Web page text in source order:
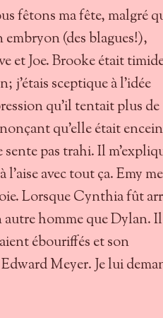
fêtons ma fête, malgré
embryon (des blagues!),
et Joe. Brooke était
j’étais sceptique à l’idée
qu’il tentait plus de
qu'elle était
sente pas trahi. Il
avec tout ça. Emy me
Lorsque Cynthia fût
autre homme que Dylan. Il
ébouriffés et son
Meyer. Je lui